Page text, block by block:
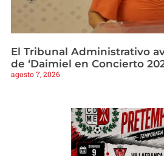
El Tribunal Administrativo
de ‘Daimiel en Concierto
agosto 7, 2026